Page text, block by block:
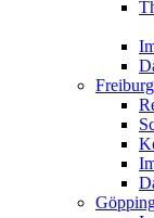
Freiburg